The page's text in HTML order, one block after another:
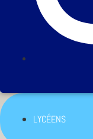
LYCÉENS